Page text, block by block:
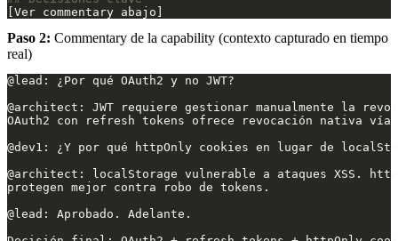
Paso 2: Commentary de la capability (contexto capturado en tiempo
real)